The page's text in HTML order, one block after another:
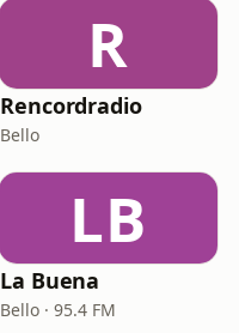
R
Rencordradio
Bello
LB
La Buena
Bello · 95.4 FM